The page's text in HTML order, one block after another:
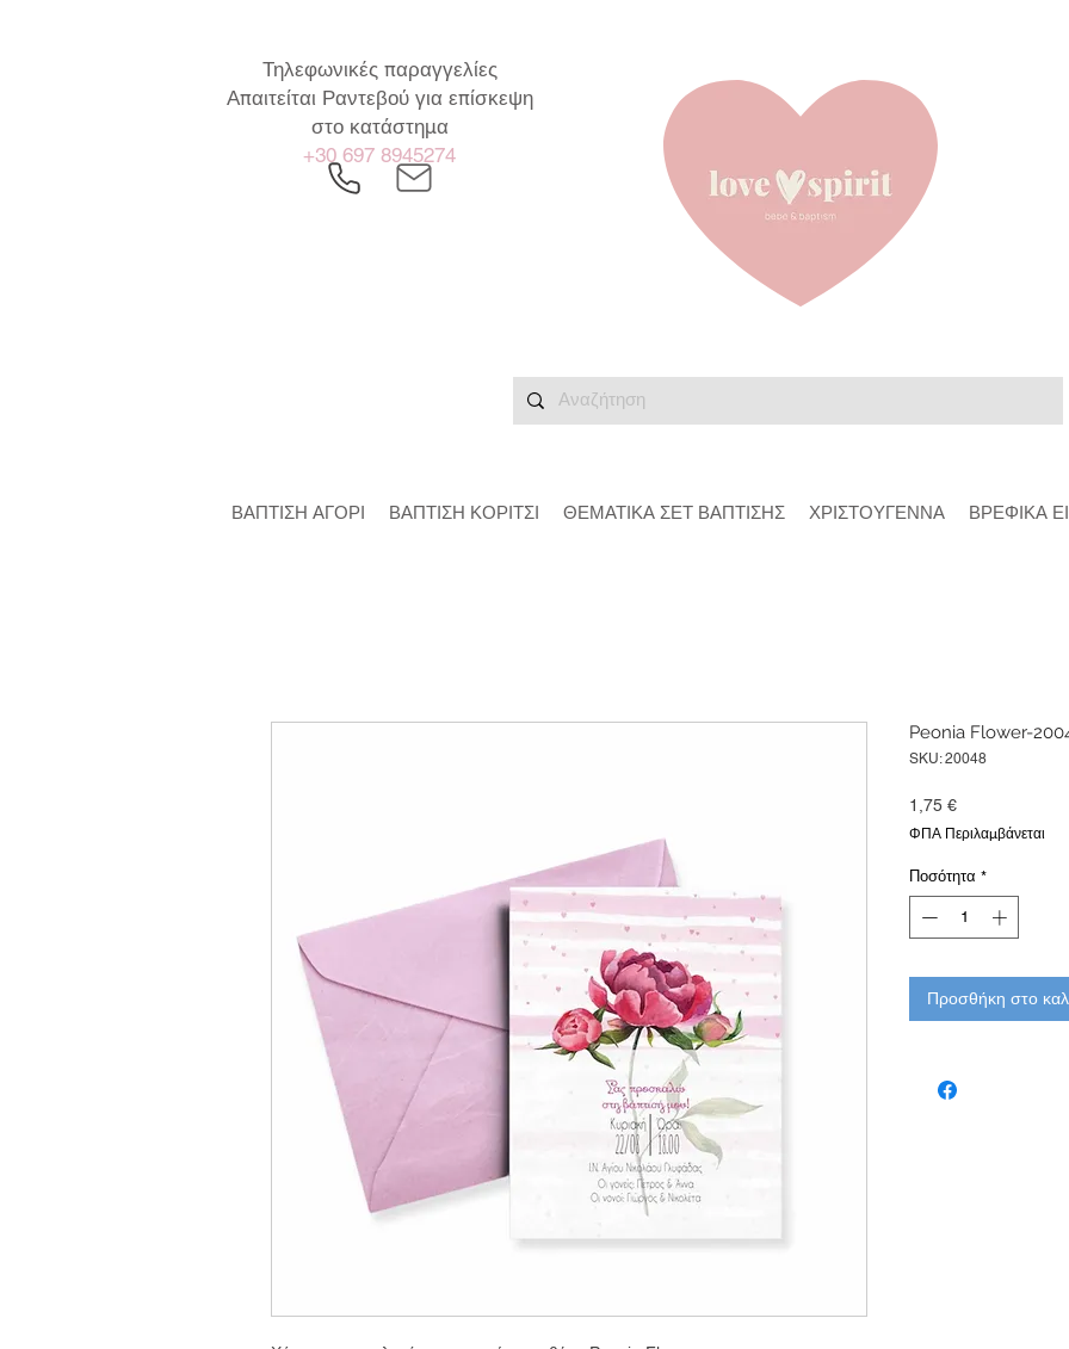
Τηλεφωνικές παραγγελίες
Απαιτείται Ραντεβού για επίσκεψη
στο κατάστημα
+30 697 8945274
Peonia Flower-
SKU: 20048
1,75 €Τιμή
ΦΠΑ Περιλαμβάνεται
Ποσότητα *
Προσθήκη στο
ΒΑΠΤΙΣΗ ΑΓΟΡΙ ΒΑΠΤΙΣΗ ΚΟΡΙΤΣΙ ΘΕΜΑΤΙΚΑ ΣΕΤ ΒΑΠΤΙΣΗΣ ΧΡΙΣΤΟΥΓΕΝΝΑ ΒΡΕΦΙΚΑ